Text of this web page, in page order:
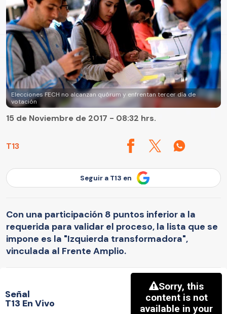
Elecciones FECH no alcanzan quórum y enfrentan tercer día de
votación
T13
15 de Noviembre de 2017 - 08:32 hrs.
Seguir a T13 en
Con una participación 8 puntos inferior a la
requerida para validar el proceso, la lista que se
impone es la "Izquierda transformadora",
vinculada al Frente Amplio.
Señal
T13 En Vivo